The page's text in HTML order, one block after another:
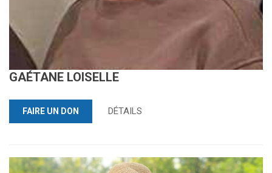
GAÉTANE LOISELLE
FAIRE UN DON DÉTAILS